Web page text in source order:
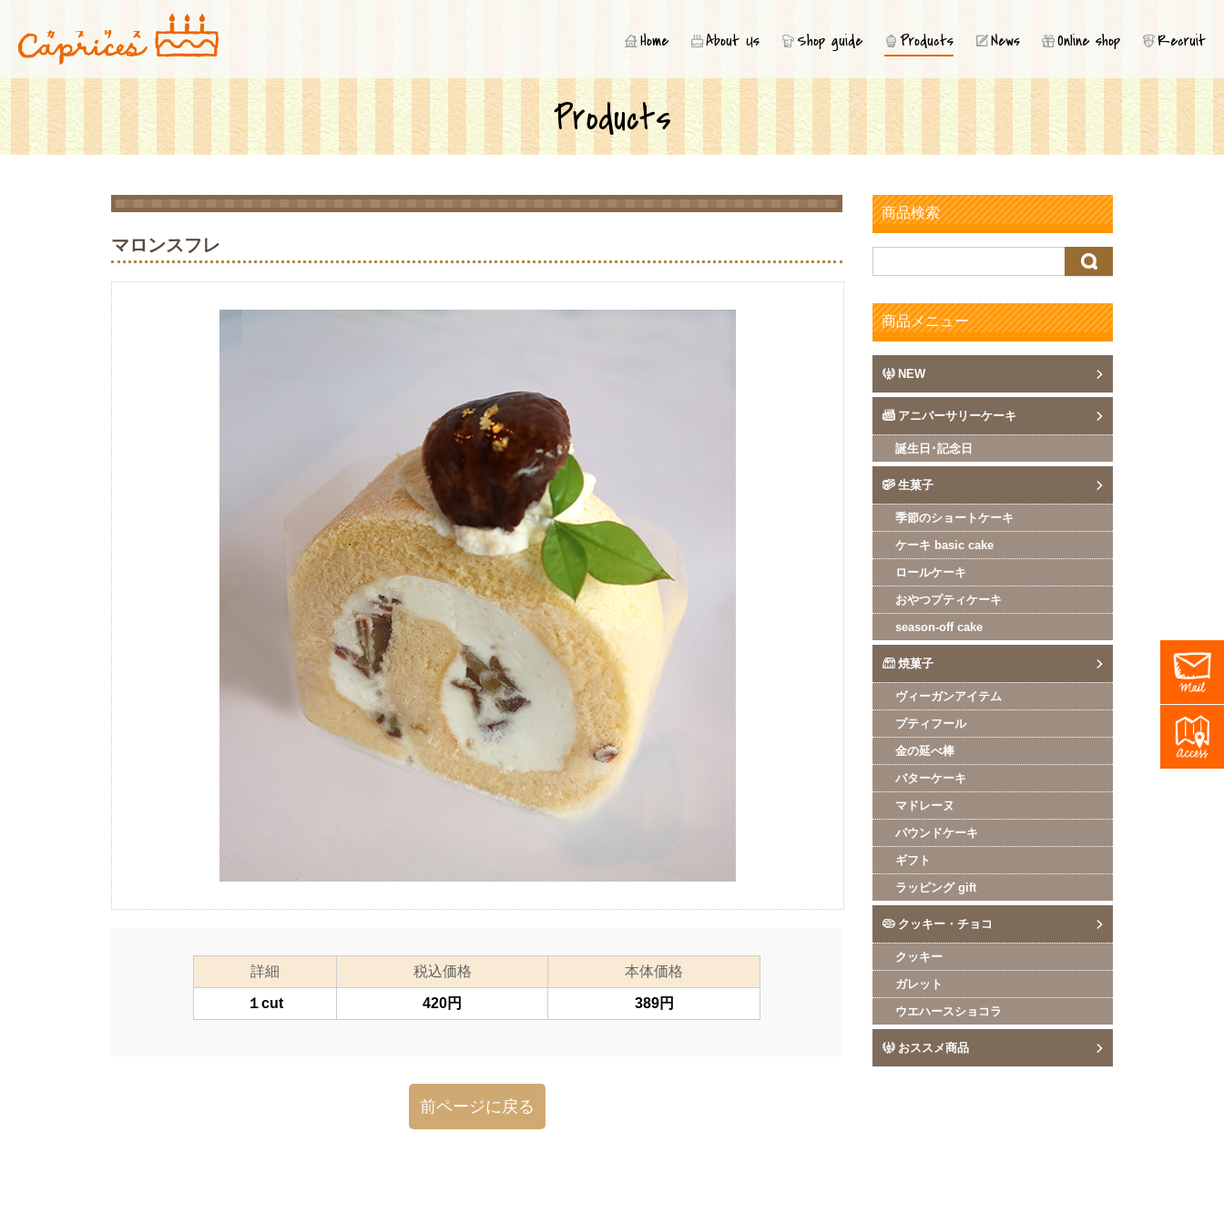
菓子工房カプリス
広島市安佐北区にある玖村駅付近のケーキ屋「菓子工房カプリス」です。店内にカフェスペースも併設、真っ赤な看板が目印です！
コ
ン
テ
Home About Us Shop guide Products News Online shop Recruit
Products
マロンスフレ
詳細 税込価格 本体価格
１cut 420円 389円
前ページに戻る
商品検索
索:
商品メニュー
NEW
アニバーサリーケーキ
誕生日･記念日
生菓子
季節のショートケーキ
ケーキ basic cake
ロールケーキ
おやつプティケーキ
season-off cake
焼菓子
ヴィーガンアイテム
プティフール
金の延べ棒
バターケーキ
マドレーヌ
パウンドケーキ
ギフト
ラッピング gift
クッキー・チョコ
クッキー
ガレット
ウエハースショコラ
おススメ商品